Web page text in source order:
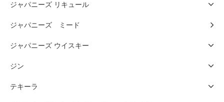
ジャパニーズ リキュール
ジャパニーズ ミード
ジャパニーズ ウイスキー
ジン
テキーラ